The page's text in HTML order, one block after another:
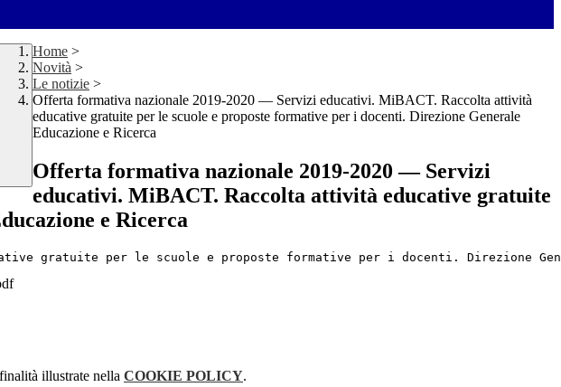
Home >
Novità >
Le notizie >
Offerta formativa nazionale 2019-2020 — Servizi educativi. MiBACT. Raccolta attività
educative gratuite per le scuole e proposte formative per i docenti. Direzione Generale
Educazione e Ricerca
Offerta formativa nazionale 2019-2020 — Servizi
educativi. MiBACT. Raccolta attività educative gratuite
e Ricerca
gratuite per le scuole e proposte formative per i docenti. Direzione
illustrate nella COOKIE POLICY.